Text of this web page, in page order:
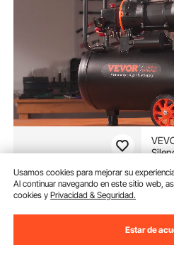
Usamos cookies para mejorar su
Al continuar navegando en este sitio web,
cookies yPrivacidad & Seguridad.
Estar de